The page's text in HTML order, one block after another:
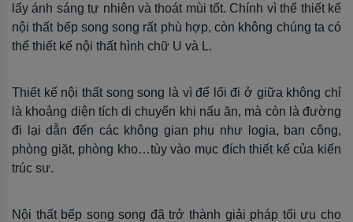
lấy ánh sáng tự nhiên và thoát mùi tốt. Chính vì thế thiết kế
nội thất bếp song song rất phù hợp, còn không chúng ta có
thể thiết kế nội thất hình chữ U và L.
Thiết kế nội thất song song là vì để lối đi ở giữa không chỉ
là khoảng diện tích di chuyển khi nấu ăn, mà còn là đường
đi lại dẫn đến các không gian phụ như logia, ban công,
phòng giặt, phòng kho…tùy vào mục đích thiết kế của kiến
trúc sư.
Nội thất bếp song song đã trở thành giải pháp tối ưu cho